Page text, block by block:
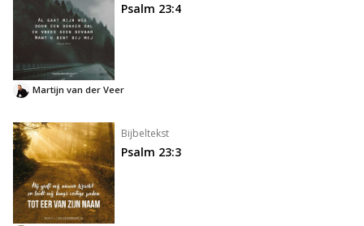
Psalm 23:4
Martijn van der Veer
Bijbeltekst
Psalm 23:3